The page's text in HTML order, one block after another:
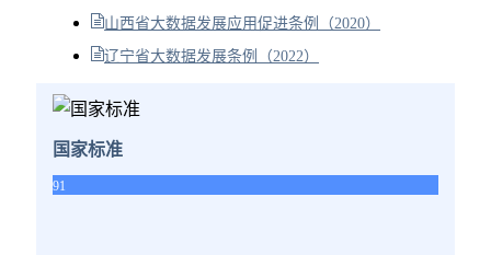
山西省大数据发展应用促进条例（2020）
辽宁省大数据发展条例（2022）
国家标准
91